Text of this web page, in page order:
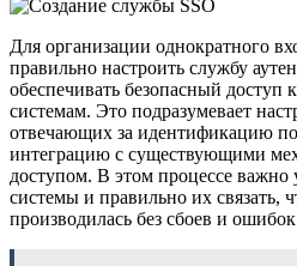
Для организации однократного
правильно настроить службу
обеспечивать безопасный доступ
системам. Это подразумевает
отвечающих за идентификацию
интеграцию с существующими
доступом. В этом процессе важно
системы и правильно их связать,
производилась без сбоев и